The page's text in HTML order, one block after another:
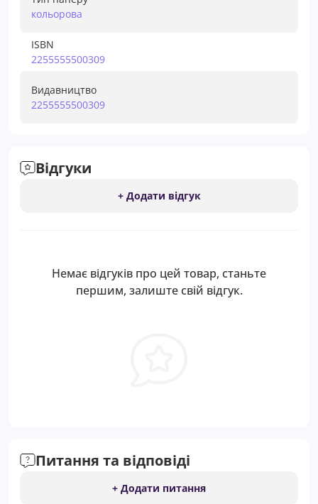
кольорова
ISBN
2255555500309
Видавництво
2255555500309
Відгуки
+ Додати відгук
Немає відгуків про цей товар, станьте
першим, залиште свій відгук.
Питання та відповіді
+ Додати питання